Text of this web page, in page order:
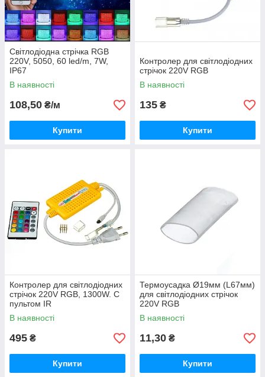
Світлодіодна стрічка RGB
220V, 5050, 60 led/m, 7W,
IP67
В наявності
108,50 ₴/м
Купити
Контролер для світлодіодних
стрічок 220V RGB
В наявності
135 ₴
Купити
Контролер для світлодіодних
стрічок 220V RGB, 1300W. C
пультом IR
В наявності
495 ₴
Купити
Термоусадка Ø19мм (L67мм)
для світлодіодних стрічок
220V RGB
В наявності
11,30 ₴
Купити